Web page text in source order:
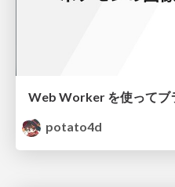
potato4d